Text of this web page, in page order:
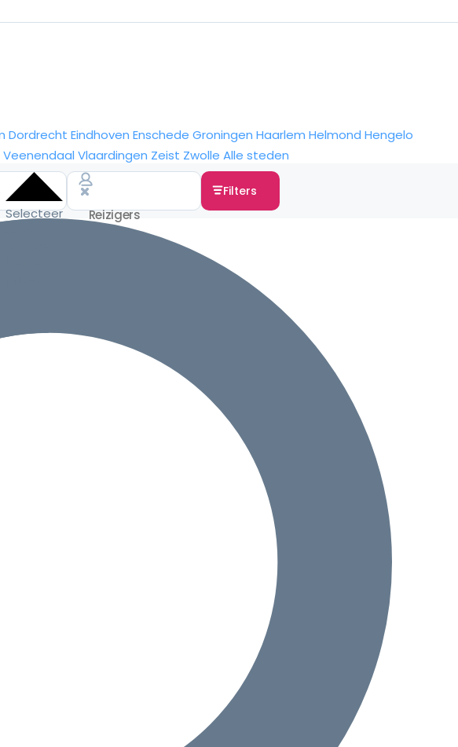
Dordrecht Eindhoven Enschede Groningen Haarlem Helmond Hengelo
Veenendaal Vlaardingen Zeist Zwolle Alle steden
Selecteer
Filters